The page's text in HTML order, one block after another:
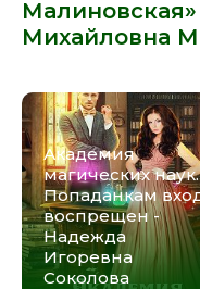
Малиновская»
Михайловна
Академия
магических наук.
Попаданкам
воспрещен -
Надежда
Игоревна
Соколова